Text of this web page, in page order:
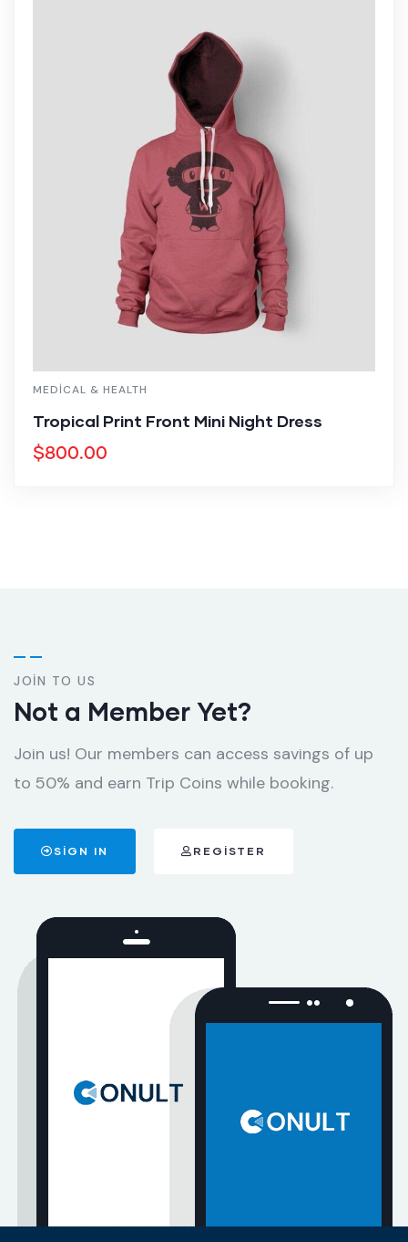
MEDICAL & HEALTH
Tropical Print Front Mini Night Dress
$800.00
JOIN TO US
Not a Member Yet?
Join us! Our members can access savings of up
to 50% and earn Trip Coins while booking.
SIGN IN REGISTER